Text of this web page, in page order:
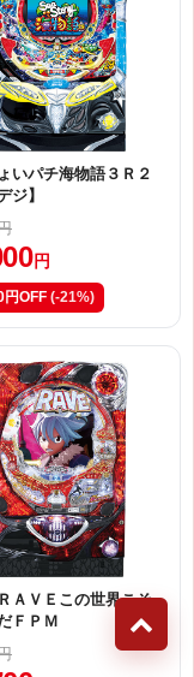
いパチ海物語３Ｒ２
ジ】
円
円OFF (-21%)
ＡＶＥこの世界こそ
ＦＰＭ